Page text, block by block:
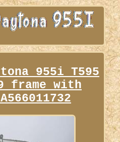
955i T595
frame with